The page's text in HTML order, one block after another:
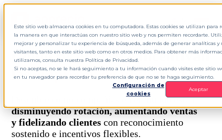
Este sitio web almacena cookies en tu computadora. Estas cookies se utilizan para
la manera en que interactúas con nuestro sitio web y nos permiten recordarte.
mejorar y personalizar tu experiencia de búsqueda, además de generar analíticas y
visitantes, tanto en este sitio web como en otros medios. Para obtener más
utilizamos, consulta nuestra Política de Privacidad.
Si no aceptas, no se le hará seguimiento a tu información cuando visites este sitio
en tu navegador para recordar tu preferencia de que no se te haga seguimiento.
Configuración de
cookies
Aceptar
Cómo reconocen e incentivan
lasempresas de tu industria
Descubre cómo compañías en el mundo están
disminuyendo rotación, aumentando ventas
y fidelizando clientes con reconocimiento
sostenido e incentivos flexibles.